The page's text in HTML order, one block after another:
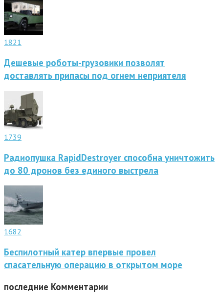
1821
Дешевые роботы-грузовики позволят
доставлять припасы под огнем неприятеля
1739
Радиопушка RapidDestroyer способна уничтожить
до 80 дронов без единого выстрела
1682
Беспилотный катер впервые провел
спасательную операцию в открытом море
последние Комментарии